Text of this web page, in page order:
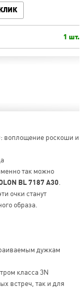
1 шт.
: воплощение роскоши и
так можно
BL 7187 A30
очки станут
образа.
дужкам
класса 3N
встреч, так и для